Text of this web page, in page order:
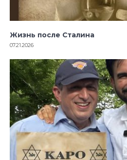
Жизнь после Сталина
07.21.2026